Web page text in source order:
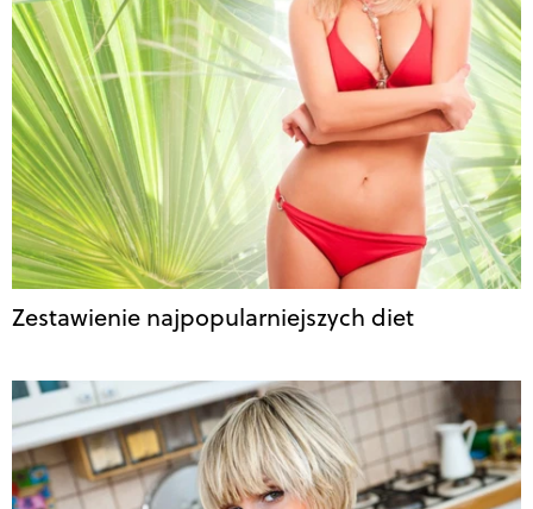
Zestawienie najpopularniejszych diet